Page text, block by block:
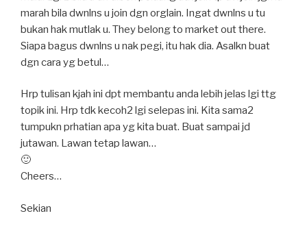
marah bila dwnlns u join dgn orglain. Ingat dwnlns u tu
bukan hak mutlak u. They belong to market out there.
Siapa bagus dwnlns u nak pegi, itu hak dia. Asalkn buat
dgn cara yg betul…
Hrp tulisan kjah ini dpt membantu anda lebih jelas lgi ttg
topik ini. Hrp tdk kecoh2 lgi selepas ini. Kita sama2
tumpukn prhatian apa yg kita buat. Buat sampai jd
jutawan. Lawan tetap lawan…
🙂
Cheers…
Sekian